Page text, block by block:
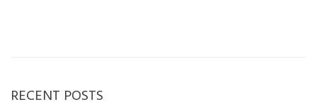
RECENT POSTS